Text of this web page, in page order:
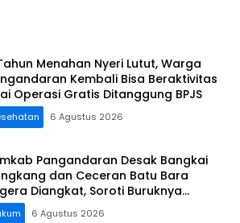
Menahan Nyeri Lutut, Warga
Kembali Bisa Beraktivitas
Operasi Gratis Ditanggung BPJS
6 Agustus 2026
Pangandaran Desak Bangkai
dan Ceceran Batu Bara
Diangkat, Soroti Buruknya
Perusahaan
6 Agustus 2026